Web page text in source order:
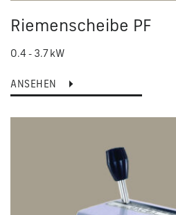
Riemenscheibe PF
0.4 - 3.7 kW
ANSEHEN